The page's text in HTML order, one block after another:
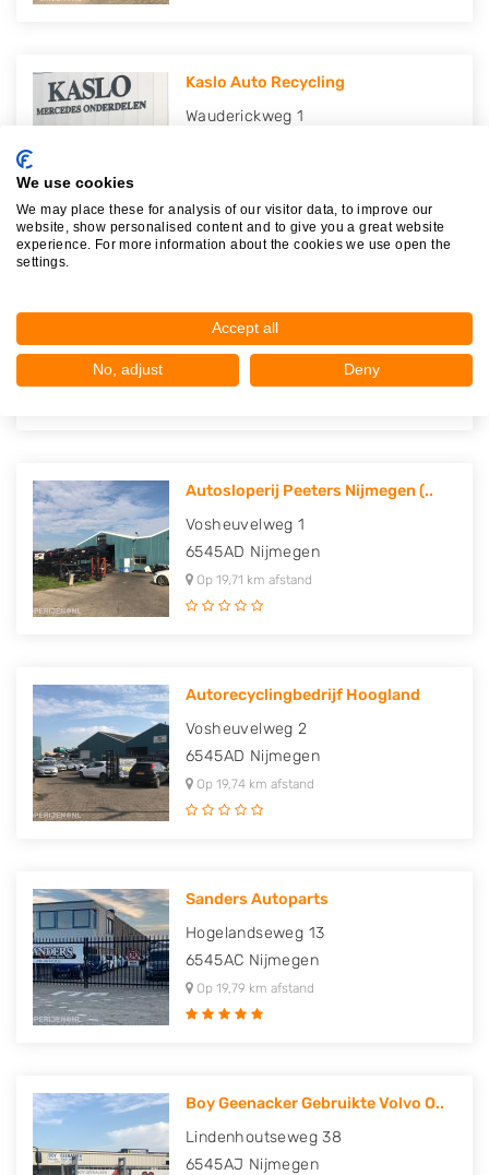
Kaslo Auto Recycling
Wauderickweg 1
Wauderickweg 2
6545CK Nijmegen
Autosloperij Peeters Nijmegen (..
Vosheuvelweg 1
6545AD Nijmegen
Op 19,71 km afstand
Autorecyclingbedrijf Hoogland
Vosheuvelweg 2
6545AD Nijmegen
Op 19,74 km afstand
Sanders Autoparts
Hogelandseweg 13
6545AC Nijmegen
Op 19,79 km afstand
Boy Geenacker Gebruikte Volvo O..
Lindenhoutseweg 38
6545AJ Nijmegen
We use cookies
We may place these for analysis of our visitor data, to improve our
website, show personalised content and to give you a great website
experience. For more information about the cookies we use open the
settings.
Accept all
No, adjust Deny